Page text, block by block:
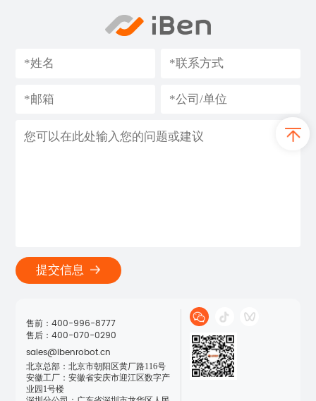
提交信息
售前：400-996-8777
售后：400-070-0290
sales@ibenrobot.cn
北京总部：北京市朝阳区黄厂路116号
安徽工厂：安徽省安庆市迎江区数字产
业园1号楼